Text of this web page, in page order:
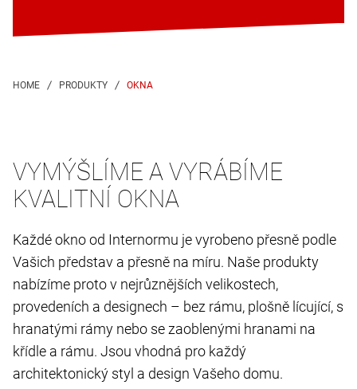
OKNA
VYMÝŠLÍME A VYRÁBÍME
KVALITNÍ OKNA
Každé okno od Internormu je vyrobeno přesně podle
Vašich představ a přesně na míru. Naše produkty
nabízíme proto v nejrůznějších velikostech,
provedeních a designech – bez rámu, plošně lícující, s
hranatými rámy nebo se zaoblenými hranami na
křídle a rámu. Jsou vhodná pro každý
architektonický styl a design Vašeho domu.